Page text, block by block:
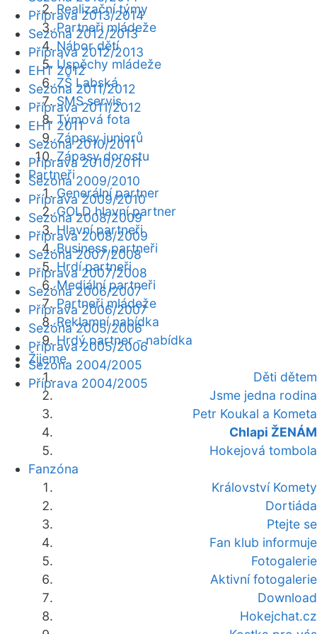
Realizační týmy
Partneři mládeže
Nábor dětí
Úspěchy mládeže
ZŠ Labská
SMS servis
Týmová fota
Zápasy juniorů
Zápasy dorostu
Partneři
Generální partner
GOLD hlavní partner
Hlavní partneři
Business partneři
Hrdí partneři
Mediální partneři
Partneři mládeže
Reklamní nabídka
Hrdý partner - nabídka
Žijeme
Děti dětem
Jsme jedna rodina
Petr Koukal a Kometa
Chlapi ŽENÁM
Hokejová tombola
Fanzóna
Království Komety
Dortiáda
Ptejte se
Fan klub informuje
Fotogalerie
Aktivní fotogalerie
Download
Hokejchat.cz
Příprava 2013/2014
Sezóna 2012/2013
Příprava 2012/2013
EHT 2012
Sezóna 2011/2012
Příprava 2011/2012
EHT 2011
Sezóna 2010/2011
Příprava 2010/2011
Sezóna 2009/2010
Příprava 2009/2010
Sezóna 2008/2009
Příprava 2008/2009
Sezóna 2007/2008
Příprava 2007/2008
Sezóna 2006/2007
Příprava 2006/2007
Sezóna 2005/2006
Příprava 2005/2006
Sezóna 2004/2005
Příprava 2004/2005